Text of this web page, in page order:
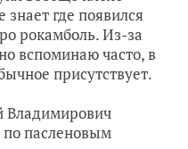
где появился
рокамболь. Из-за
вспоминаю часто, в
присутствует.
Владимирович
по пасленовым